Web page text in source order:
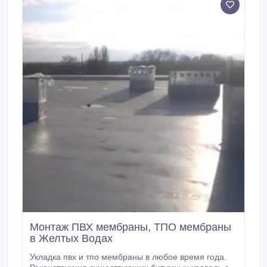
Монтаж ПВХ мембраны, ТПО мембраны
в Желтых Водах
Укладка пвх и тпо мембраны в любое время года.